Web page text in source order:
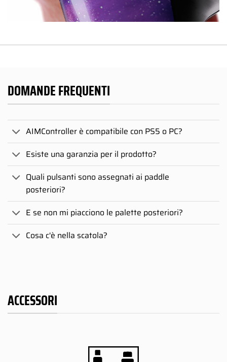
DOMANDE FREQUENTI
AIMController è compatibile con PS5 o PC?
Esiste una garanzia per il prodotto?
Quali pulsanti sono assegnati ai paddle
posteriori?
E se non mi piacciono le palette posteriori?
Cosa c'è nella scatola?
ACCESSORI